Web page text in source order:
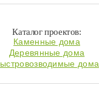
Каталог проектов:
Каменные дома
Деревянные дома
дома